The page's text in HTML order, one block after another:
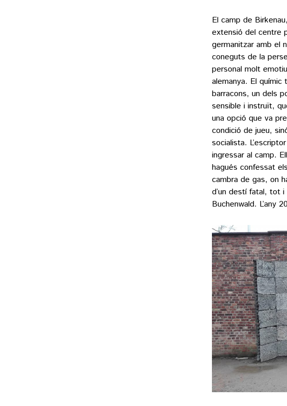
El camp de
extensió del centre
germanitzar amb el
coneguts de la
personal molt
alemanya. El químic
barracons, un dels
sensible i instruït,
una opció que va
condició de jueu,
socialista.
ingressar al camp.
hagués confessat
cambra de gas, on
d’un destí fatal, tot
Buchenwald. L’any